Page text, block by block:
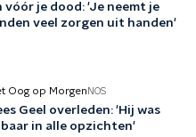
vóór je dood: 'Je neemt je
veel zorgen uit handen'
Oog op Morgen NOS
Geel overleden: 'Hij was
in alle opzichten'